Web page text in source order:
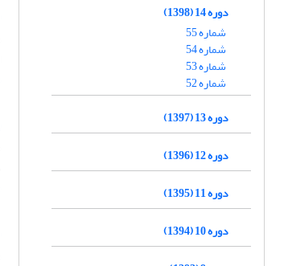
دوره 14 (1398)
شماره 55
شماره 54
شماره 53
شماره 52
دوره 13 (1397)
دوره 12 (1396)
دوره 11 (1395)
دوره 10 (1394)